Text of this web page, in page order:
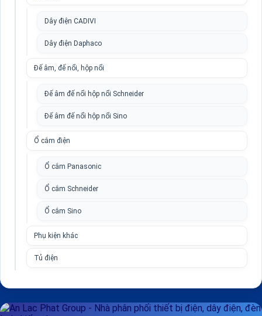
Dây điện CADIVI
Dây điện Daphaco
Đế âm, đế nổi, hộp nổi
Đế âm đế nổi hộp nổi Schneider
Đế âm đế nổi hộp nổi Sino
Ổ cắm điện
Ổ cắm Panasonic
Ổ cắm Schneider
Ổ cắm Sino
Phụ kiện khác
Tủ điện